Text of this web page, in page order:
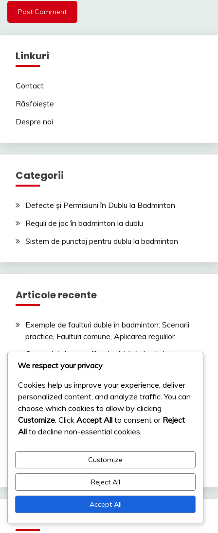
Linkuri
Contact
Răsfoiește
Despre noi
Categorii
Defecte și Permisiuni în Dublu la Badminton
Reguli de joc în badminton la dublu
Sistem de punctaj pentru dublu la badminton
Articole recente
Exemple de faulturi duble în badminton: Scenarii
practice, Faulturi comune, Aplicarea regulilor
Consecințele greșelilor de dublu în badminton:
Pierdere de puncte, Pierdere de serviciu, Impact
Puncte de joc pentru dublu: Puncte câștigătoare,
Intervaluri de punctaj, Puncte de serviciu
Regulile de timp în badminton pentru dublu: Pauze,
Intervaluri, Durata meciului
Definiții pentru leturi în badminton: Ce constituie un
let, Acțiunile jucătorului, Interrupții ale raliului
Căutare
We respect your privacy
Cookies help us improve your experience, deliver
personalized content, and analyze traffic. You can
choose which cookies to allow by clicking
Customize . Click Accept All to consent or Reject
All to decline non-essential cookies.
Customize
Reject All
Accept All